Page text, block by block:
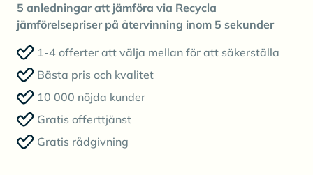
5 anledningar att jämföra via Recycla
jämförelsepriser på återvinning inom 5 sekunder
1-4 offerter att välja mellan för att säkerställa
Bästa pris och kvalitet
10 000 nöjda kunder
Gratis offerttjänst
Gratis rådgivning